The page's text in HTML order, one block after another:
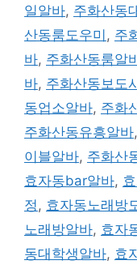
일알바, 주화산동
산동룸도우미 , 주
바, 주화산동룸알
바, 주화산동보도
동업소알바, 주화
주화산동유흥알바,
이블알바, 주화산
효자동bar알바,
정, 효자동노래방
노래방알바, 효자
동대학생알바, 효